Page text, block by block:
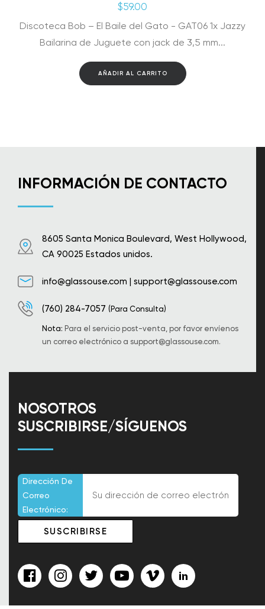
$59.00
Discoteca Bob – El Baile del Gato - GAT06 1x Jazzy
Bailarina de Juguete con jack de 3,5 mm...
AÑADIR AL CARRITO
INFORMACIÓN DE CONTACTO
8605 Santa Monica Boulevard, West Hollywood,
CA 90025 Estados unidos.
info@glassouse.com | support@glassouse.com
(760) 284-7057 (Para Consulta)
Nota: Para el servicio post-venta, por favor envíenos
un correo electrónico a support@glassouse.com.
NOSOTROS
SUSCRIBIRSE/SÍGUENOS
Dirección De
Correo
Electrónico: